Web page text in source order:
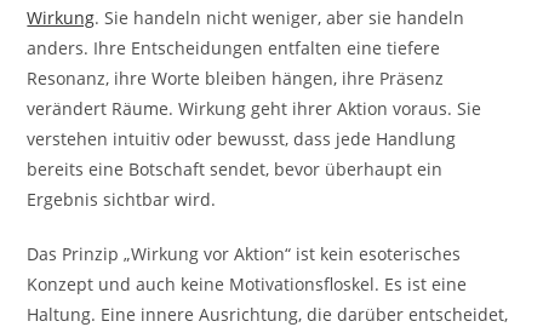
Wirkung. Sie handeln nicht weniger, aber sie handeln
anders. Ihre Entscheidungen entfalten eine tiefere
Resonanz, ihre Worte bleiben hängen, ihre Präsenz
verändert Räume. Wirkung geht ihrer Aktion voraus. Sie
verstehen intuitiv oder bewusst, dass jede Handlung
bereits eine Botschaft sendet, bevor überhaupt ein
Ergebnis sichtbar wird.
Das Prinzip „Wirkung vor Aktion“ ist kein esoterisches
Konzept und auch keine Motivationsfloskel. Es ist eine
Haltung. Eine innere Ausrichtung, die darüber entscheidet,